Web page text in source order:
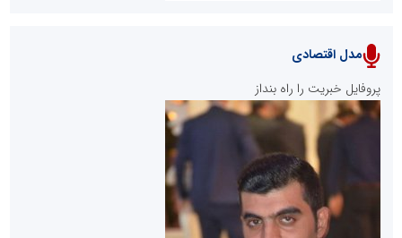
پایگاه خبری نهضت ملی مسکن
سازمان بورس و اوراق بهادار
مرجع اخبار موثق در بازارسرمایه
مدل اقتصادی
پروفایل خبریت را راه بنداز